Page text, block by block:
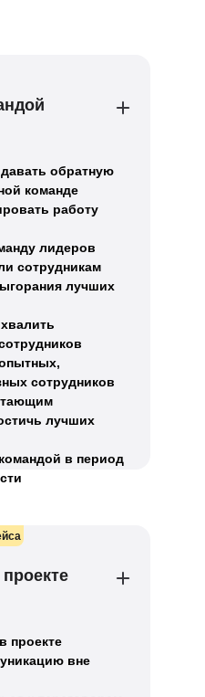
обратную
команде
работу
лидеров
сотрудникам
лучших
сотрудников
лучших
в период
проекте
вне